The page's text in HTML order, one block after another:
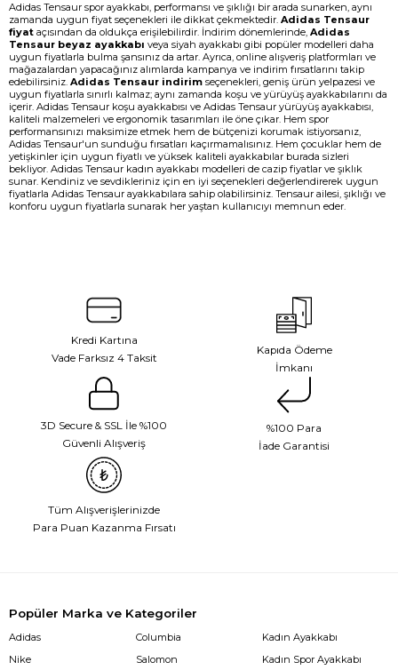
Adidas Tensaur spor ayakkabı, performansı ve şıklığı bir arada sunarken, aynı
zamanda uygun fiyat seçenekleri ile dikkat çekmektedir. Adidas Tensaur
fiyat açısından da oldukça erişilebilirdir. İndirim dönemlerinde, Adidas
Tensaur beyaz ayakkabı veya siyah ayakkabı gibi popüler modelleri daha
uygun fiyatlarla bulma şansınız da artar. Ayrıca, online alışveriş platformları ve
mağazalardan yapacağınız alımlarda kampanya ve indirim fırsatlarını takip
edebilirsiniz. Adidas Tensaur indirim seçenekleri, geniş ürün yelpazesi ve
uygun fiyatlarla sınırlı kalmaz; aynı zamanda koşu ve yürüyüş ayakkabılarını da
içerir. Adidas Tensaur koşu ayakkabısı ve Adidas Tensaur yürüyüş ayakkabısı,
kaliteli malzemeleri ve ergonomik tasarımları ile öne çıkar. Hem spor
performansınızı maksimize etmek hem de bütçenizi korumak istiyorsanız,
Adidas Tensaur'un sunduğu fırsatları kaçırmamalısınız. Hem çocuklar hem de
yetişkinler için uygun fiyatlı ve yüksek kaliteli ayakkabılar burada sizleri
bekliyor. Adidas Tensaur kadın ayakkabı modelleri de cazip fiyatlar ve şıklık
sunar. Kendiniz ve sevdikleriniz için en iyi seçenekleri değerlendirerek uygun
fiyatlarla Adidas Tensaur ayakkabılara sahip olabilirsiniz. Tensaur ailesi, şıklığı ve
konforu uygun fiyatlarla sunarak her yaştan kullanıcıyı memnun eder.
Kredi Kartına
Vade Farksız 4 Taksit
Kapıda Ödeme
İmkanı
3D Secure & SSL İle %100
Güvenli Alışveriş
%100 Para
İade Garantisi
Tüm Alışverişlerinizde
Para Puan Kazanma Fırsatı
Popüler Marka ve Kategoriler
Adidas
Nike
Columbia
Salomon
Kadın Ayakkabı
Kadın Spor Ayakkabı